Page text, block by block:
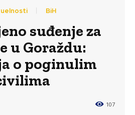
BiH
suđenje za
u Goraždu:
o poginulim
107